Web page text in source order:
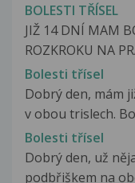
BOLESTI TŘÍSEL
JIŽ 14 DNÍ MAM
ROZKROKU NA
Bolesti třísel
Dobrý den, mám
v obou trislech.
Bolesti třísel
Dobrý den, už
podbřiškem na